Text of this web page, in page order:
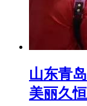
山东青
美丽久恒